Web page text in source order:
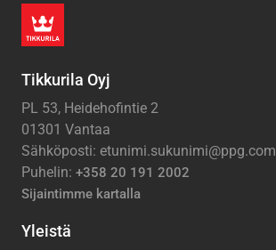
Tikkurila Oyj
PL 53, Heidehofintie 2
01301 Vantaa
Sähköposti: etunimi.sukunimi@ppg.com
Puhelin: +358 20 191 2002
Sijaintimme kartalla
Yleistä